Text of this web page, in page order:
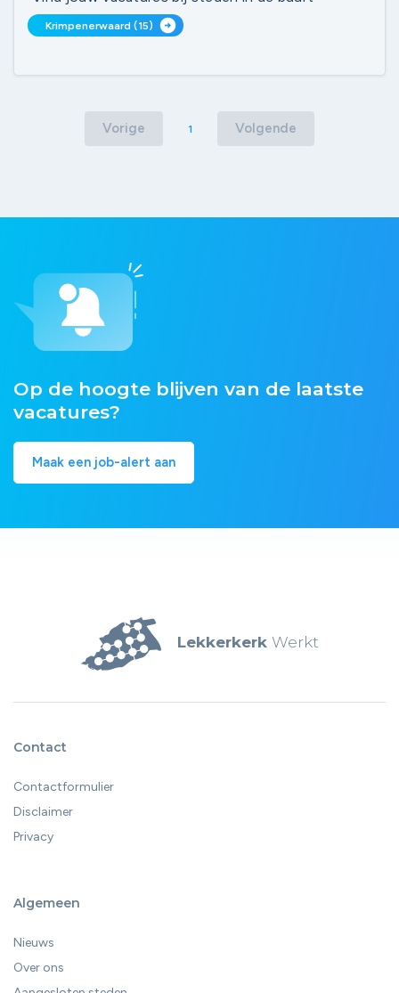
Krimpenerwaard (15) arrow_circle_right
Vorige 1 Volgende
Op de hoogte blijven van de laatste
vacatures?
Maak een job-alert aan
Lekkerkerk Werkt
Contact
Contactformulier
Disclaimer
Privacy
Algemeen
Nieuws
Over ons